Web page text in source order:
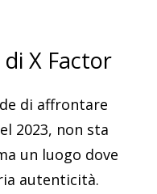
X Factor
di affrontare
2023, non sta
un luogo dove
autenticità.